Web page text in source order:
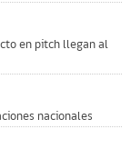
en pitch llegan al
nacionales